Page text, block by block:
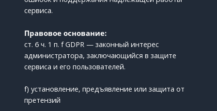
сервиса.
Правовое основание:
ст. 6 ч. 1 п. f GDPR — законный интерес
администратора, заключающийся в защите
сервиса и его пользователей.
f) установление, предъявление или защита от
претензий